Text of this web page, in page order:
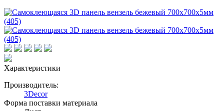
Характеристики
Производитель:
3Decor
Форма поставки материала